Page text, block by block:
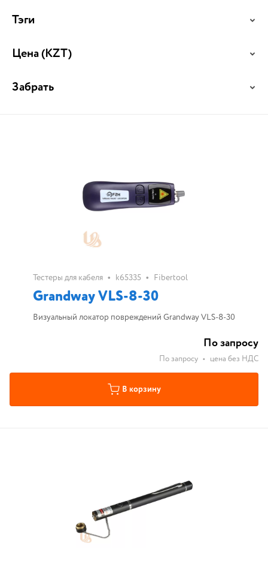
Тэги
Цена(KZT)
Забрать
Тестеры для кабеля • k65335 • Fibertool
Grandway VLS-8-30
Визуальный локатор повреждений Grandway VLS-8-30
По запросу
По запросу • цена без НДС
В корзину